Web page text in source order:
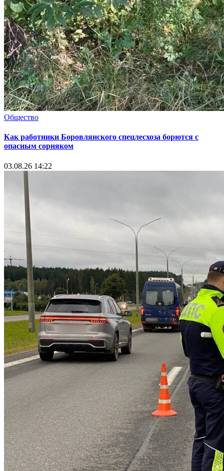
Общество
Как работники Боровлянского спецлесхоза борются с
опасным сорняком
03.08.26 14:22